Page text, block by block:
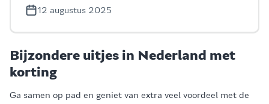
12 augustus 2025
Bijzondere uitjes in Nederland met
korting
Ga samen op pad en geniet van extra veel voordeel met de